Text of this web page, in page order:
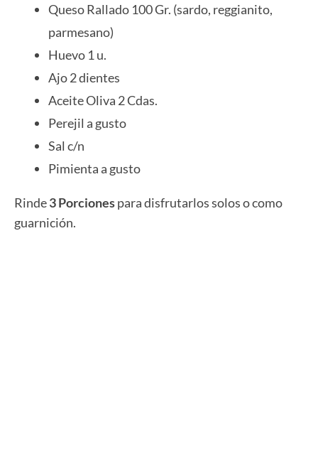
Queso Rallado 100 Gr. (sardo, reggianito,
parmesano)
Huevo 1 u.
Ajo 2 dientes
Aceite Oliva 2 Cdas.
Perejil a gusto
Sal c/n
Pimienta a gusto
Rinde3 Porcionespara disfrutarlos solos o como
guarnición.